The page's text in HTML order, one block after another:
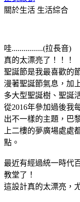
關於生活 生活綜合
哇................(拉長音)
真的太漂亮了！！！
聖誕節是我最喜歡的
漫著聖誕節氣息，加
多大型聖誕樹、聖誕
從2016年參加過後我
出不一樣的主題，巴
上二樓的夢廣場處處
點。
最近有經過統一時代
教堂了！
這設計真的太漂亮，